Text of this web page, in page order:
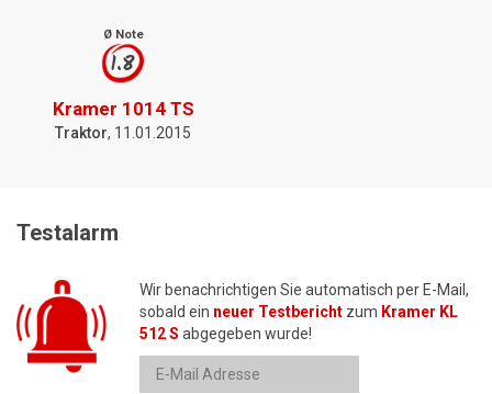
Ø Note
1.8
Kramer 1014 TS
Traktor, 11.01.2015
Testalarm
Wir benachrichtigen Sie automatisch per E-Mail,
sobald ein neuer Testbericht zum Kramer KL
512 S abgegeben wurde!